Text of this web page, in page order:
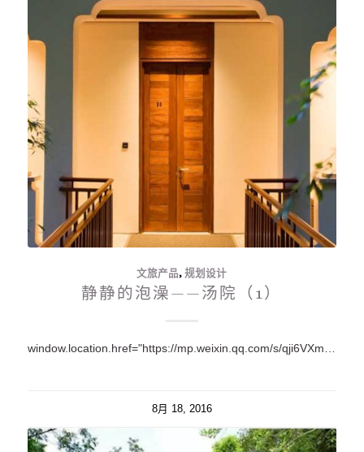
文旅产品,规划设计
静静的泡澡——汤院（1）
8月 18, 2016